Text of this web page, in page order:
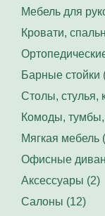
Мебель для
Кровати,
Барные стойки
Столы, стулья,
Комоды, тумбы,
Мягкая мебель
Офисные
Аксессуары (2)
Салоны (12)